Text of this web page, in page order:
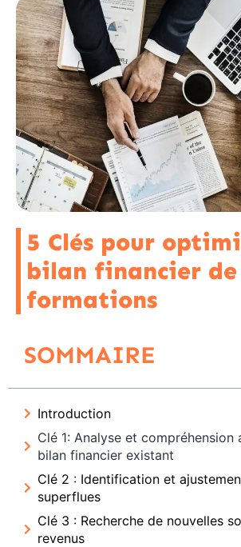
5 Clés pour
bilan financier de
formations
SOMMAIRE
Introduction
Clé 1: Analyse et
bilan financier existant
Clé 2 : Identification et
superflues
Clé 3 : Recherche de nouvelles
revenus